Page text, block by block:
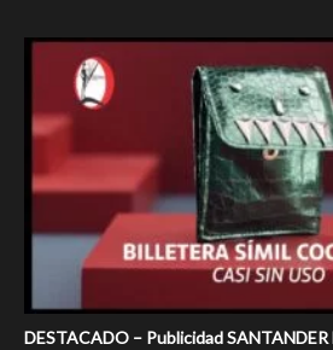
DESTACADO – Publicidad